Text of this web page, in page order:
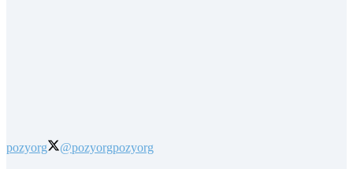
pozyorg @pozyorgpozyorg